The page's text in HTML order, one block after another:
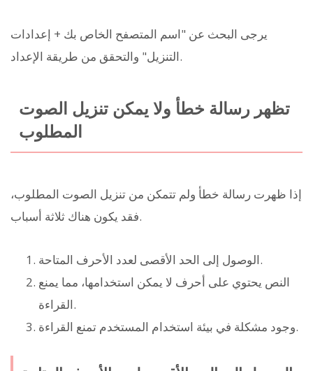
يرجى البحث عن "اسم المتصفح الخاص بك + إعدادات
التنزيل" والتحقق من طريقة الإعداد.
تظهر رسالة خطأ ولا يمكن تنزيل الصوت
المطلوب
إذا ظهرت رسالة خطأ ولم تتمكن من تنزيل الصوت المطلوب،
فقد يكون هناك ثلاثة أسباب.
الوصول إلى الحد الأقصى لعدد الأحرف المتاحة.
النص يحتوي على أحرف لا يمكن استخدامها، مما يمنع
القراءة.
وجود مشكلة في بيئة استخدام المستخدم تمنع القراءة.